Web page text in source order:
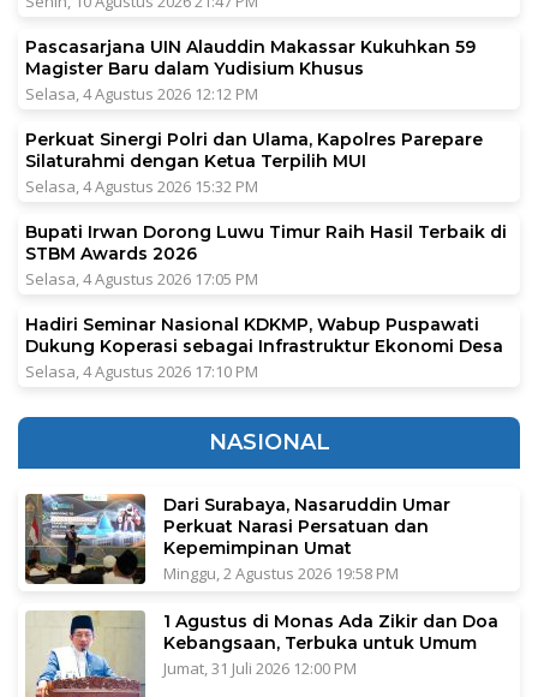
Pascasarjana UIN Alauddin Makassar Kukuhkan 59
Magister Baru dalam Yudisium Khusus
Selasa, 4 Agustus 2026 12:12 PM
Perkuat Sinergi Polri dan Ulama, Kapolres Parepare
Silaturahmi dengan Ketua Terpilih MUI
Selasa, 4 Agustus 2026 15:32 PM
Bupati Irwan Dorong Luwu Timur Raih Hasil Terbaik di
STBM Awards 2026
Selasa, 4 Agustus 2026 17:05 PM
Hadiri Seminar Nasional KDKMP, Wabup Puspawati
Dukung Koperasi sebagai Infrastruktur Ekonomi Desa
Selasa, 4 Agustus 2026 17:10 PM
NASIONAL
Dari Surabaya, Nasaruddin Umar
Perkuat Narasi Persatuan dan
Kepemimpinan Umat
Minggu, 2 Agustus 2026 19:58 PM
1 Agustus di Monas Ada Zikir dan Doa
Kebangsaan, Terbuka untuk Umum
Jumat, 31 Juli 2026 12:00 PM